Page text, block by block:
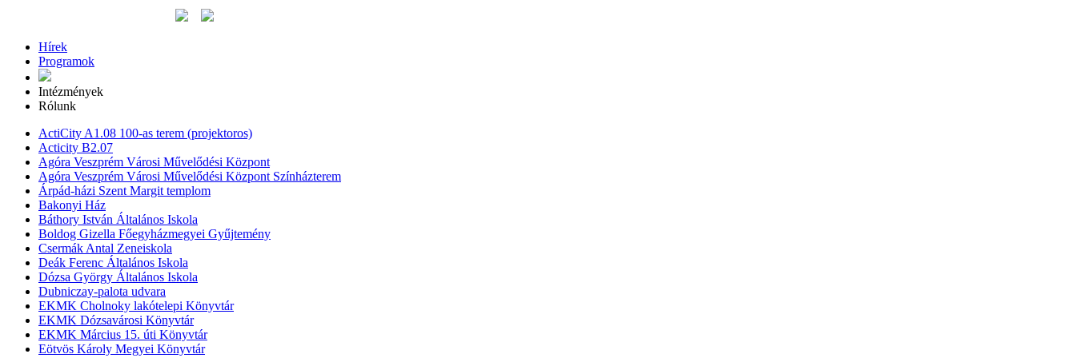
Hírek
Programok
Intézmények
Rólunk
ActiCity A1.08 100-as terem (projektoros)
Acticity B2.07
Agóra Veszprém Városi Művelődési Központ
Agóra Veszprém Városi Művelődési Központ Színházterem
Árpád-házi Szent Margit templom
Bakonyi Ház
Báthory István Általános Iskola
Boldog Gizella Főegyházmegyei Gyűjtemény
Csermák Antal Zeneiskola
Deák Ferenc Általános Iskola
Dózsa György Általános Iskola
Dubniczay-palota udvara
EKMK Cholnoky lakótelepi Könyvtár
EKMK Dózsavárosi Könyvtár
EKMK Március 15. úti Könyvtár
Eötvös Károly Megyei Könyvtár